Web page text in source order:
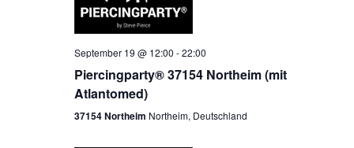
September 19 @ 12:00 -22:00
Piercingparty® 37154 Northeim (mit
Atlantomed)
37154 Northeim Northeim, Deutschland